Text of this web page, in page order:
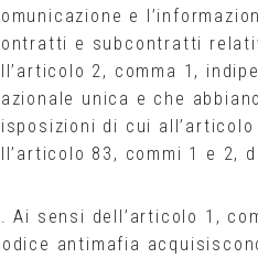
e
e subcontratti
2, comma 1,
unica e che
di cui
83, commi 1 e 2,
Ai sensi dell’articolo 1,
antimafia